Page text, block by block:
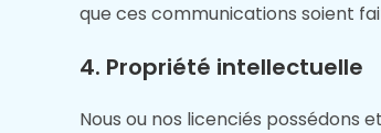
que ces communications soient
4. Propriété intellectuelle
Nous ou nos licenciés possédons